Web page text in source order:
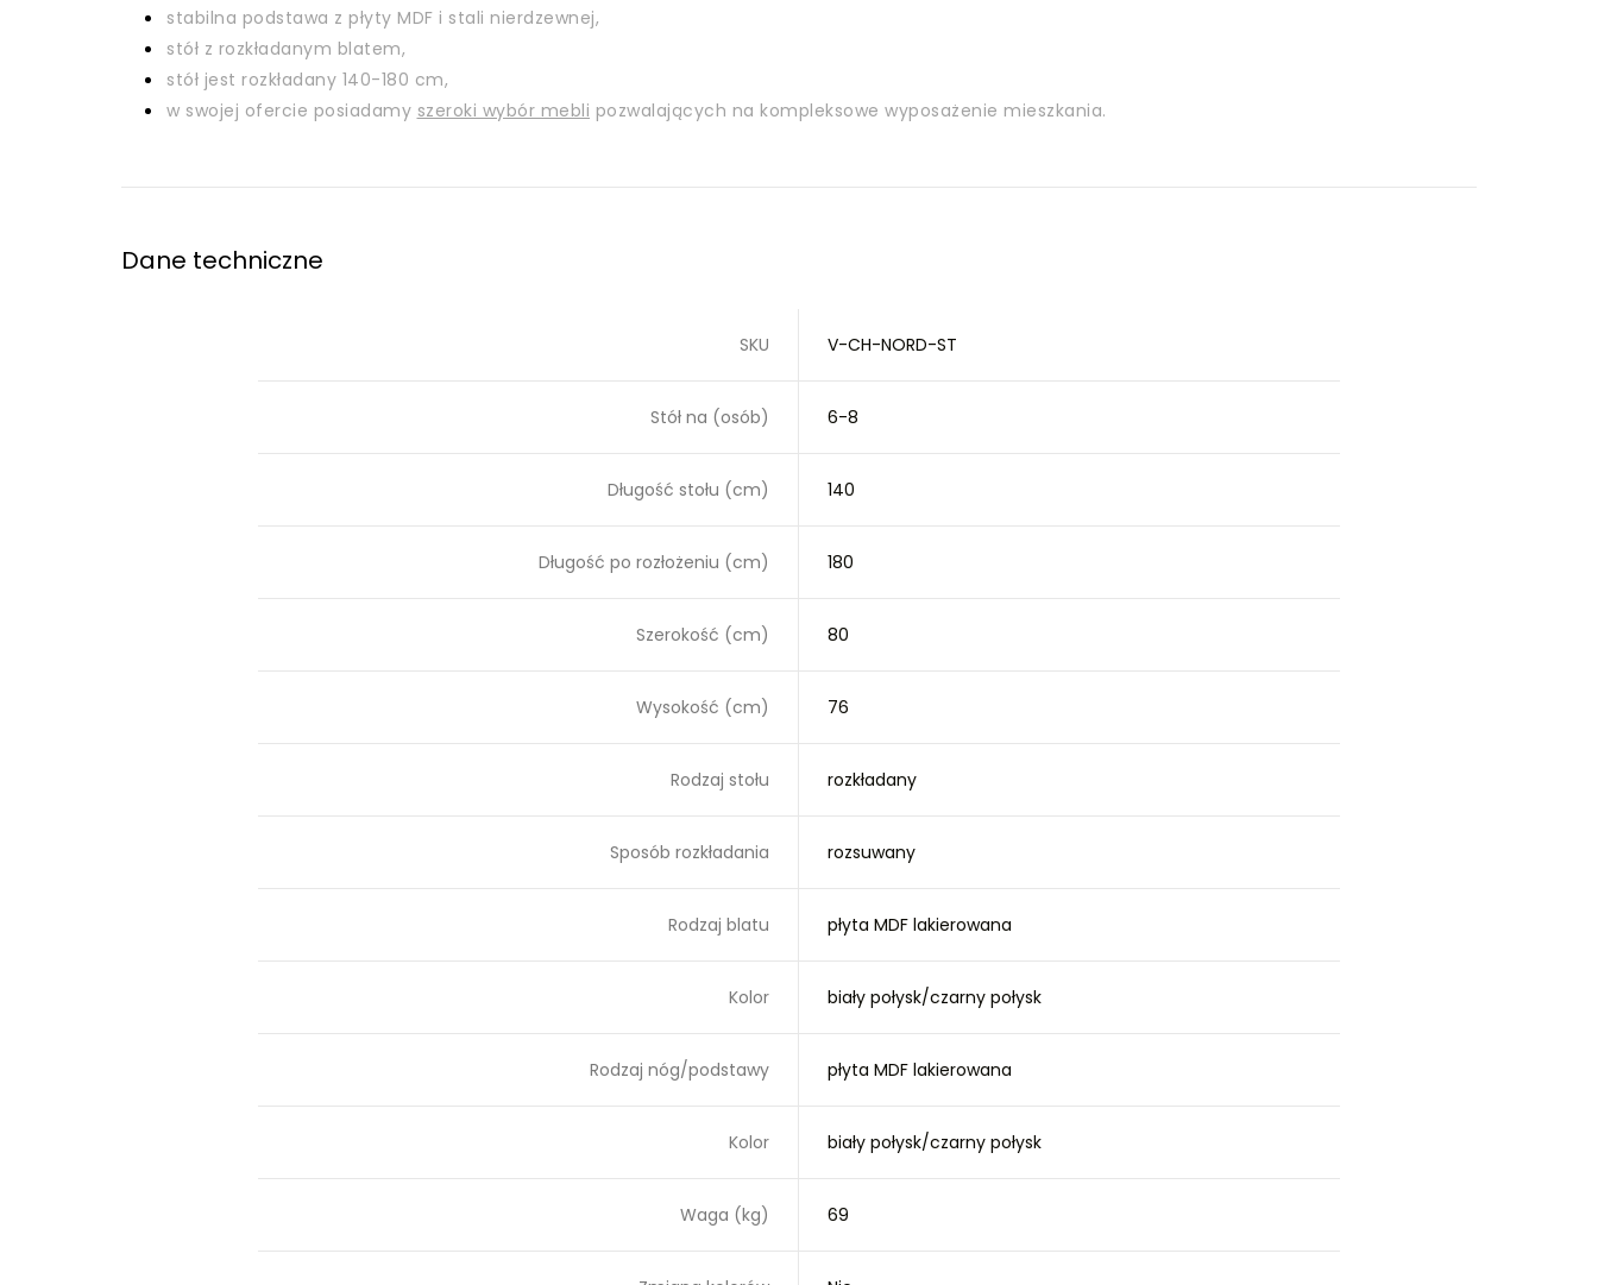
stabilna podstawa z płyty MDF i stali nierdzewnej,
stół z rozkładanym blatem,
stół jest rozkładany 140-180 cm,
w swojej ofercie posiadamy szeroki wybór mebli pozwalających na kompleksowe wyposażenie mieszkania.
Dane techniczne
SKU V-CH-NORD-ST
Stół na (osób) 6-8
Długość stołu (cm) 140
Długość po rozłożeniu (cm) 180
Szerokość (cm) 80
Wysokość (cm) 76
Rodzaj stołu rozkładany
Sposób rozkładania rozsuwany
Rodzaj blatu płyta MDF lakierowana
Kolor biały połysk/czarny połysk
Rodzaj nóg/podstawy płyta MDF lakierowana
Kolor biały połysk/czarny połysk
Waga (kg) 69